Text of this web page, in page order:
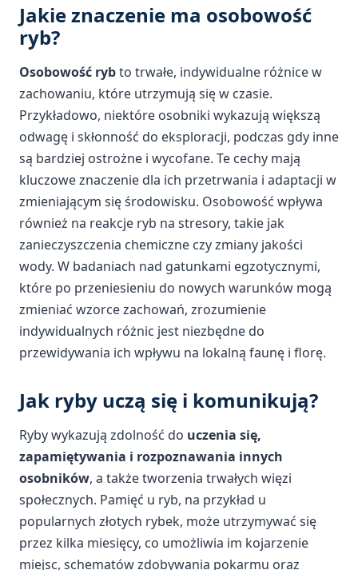
Jakie znaczenie ma osobowość
ryb?
Osobowość rybto trwałe, indywidualne różnice w
zachowaniu, które utrzymują się w czasie.
Przykładowo, niektóre osobniki wykazują większą
odwagę i skłonność do eksploracji, podczas gdy inne
są bardziej ostrożne i wycofane. Te cechy mają
kluczowe znaczenie dla ich przetrwania i adaptacji w
zmieniającym się środowisku. Osobowość wpływa
również na reakcje ryb na stresory, takie jak
zanieczyszczenia chemiczne czy zmiany jakości
wody. W badaniach nad gatunkami egzotycznymi,
które po przeniesieniu do nowych warunków mogą
zmieniać wzorce zachowań, zrozumienie
indywidualnych różnic jest niezbędne do
przewidywania ich wpływu na lokalną faunę i florę.
Jak ryby uczą się i komunikują?
Ryby wykazują zdolność do uczenia się,
zapamiętywania i rozpoznawania innych
osobników, a także tworzenia trwałych więzi
społecznych. Pamięć u ryb, na przykład u
popularnych złotych rybek, może utrzymywać się
przez kilka miesięcy, co umożliwia im kojarzenie
miejsc, schematów zdobywania pokarmu oraz